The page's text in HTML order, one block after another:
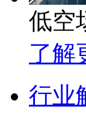
低空
了解
行业